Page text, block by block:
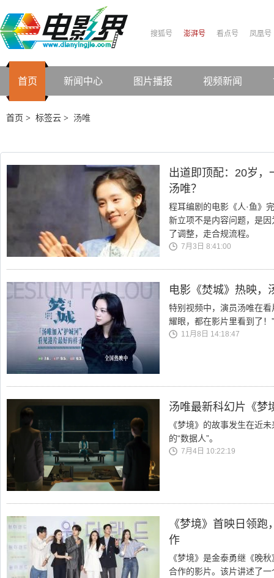
搜狐号 澎湃号 看点号 凤凰号
首页 新闻中心 图片播报 视频新闻
首页 > 标签云 > 汤唯
出道即顶配：20岁，
汤唯？
程耳编剧的电影《人·鱼》
新立项不是内容问题，是
了调整，走合规流程。
7月3日 8:41:00
电影《焚城》热映，
特别视频中，演员汤唯在
耀眼，都在影片里看到了！
11月8日 14:18:47
汤唯最新科幻片《梦
《梦境》的故事发生在近
的“数据人”。
7月4日 10:22:19
《梦境》首映日领
作
《梦境》是金泰勇继《晚
合作的影片。该片讲述了